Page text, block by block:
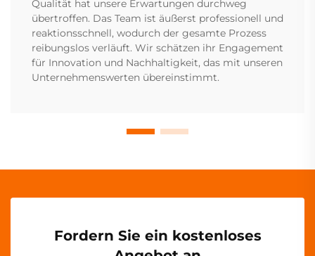
Qualität hat unsere Erwartungen durchweg
übertroffen. Das Team ist äußerst professionell und
reaktionsschnell, wodurch der gesamte Prozess
reibungslos verläuft. Wir schätzen ihr Engagement
für Innovation und Nachhaltigkeit, das mit unseren
Unternehmenswerten übereinstimmt.
Fordern Sie ein kostenloses